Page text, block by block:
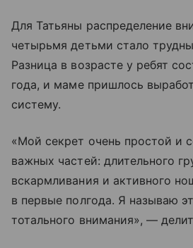
Для Татьяны распределение
четырьмя детьми стало
Разница в возрасте у ребят
года, и маме пришлось
систему.
«Мой секрет очень прос­той и
важных частей: длительного
вскармливания и активного
в первые полгода. Я называю
тотального внимания», —